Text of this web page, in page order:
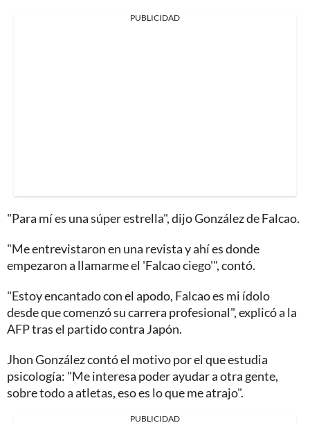
PUBLICIDAD
"Para mí es una súper estrella", dijo González de Falcao.
"Me entrevistaron en una revista y ahí es donde
empezaron a llamarme el 'Falcao ciego'", contó.
"Estoy encantado con el apodo, Falcao es mi ídolo
desde que comenzó su carrera profesional", explicó a la
AFP tras el partido contra Japón.
Jhon González contó el motivo por el que estudia
psicología: "Me interesa poder ayudar a otra gente,
sobre todo a atletas, eso es lo que me atrajo".
PUBLICIDAD